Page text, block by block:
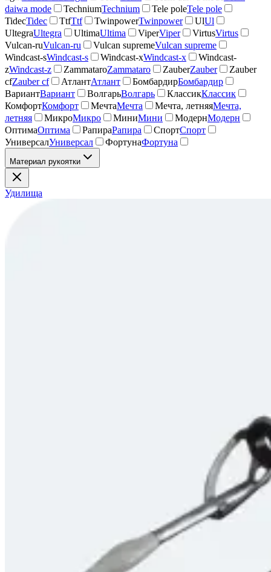
daiwa mode
TechniumTechnium Tele poleTele pole
TidecTidec TtfTtf TwinpowerTwinpower UlUl
UltegraUltegra UltimaUltima ViperViper VirtusVirtus
Vulcan-ruVulcan-ru Vulcan supremeVulcan supreme
Windcast-sWindcast-s Windcast-xWindcast-x
Windcast-
zWindcast-z ZammataroZammataro ZauberZauber
Zauber
cfZauber cf АтлантАтлант БомбардирБомбардир
ВариантВариант ВолгарьВолгарь КлассикКлассик
КомфортКомфорт МечтаМечта Мечта, летняяМечта,
летняя
МикроМикро МиниМини МодернМодерн
ОптимаОптима РапираРапира СпортСпорт
УниверсалУниверсал ФортунаФортуна
Материал рукоятки
Удилища